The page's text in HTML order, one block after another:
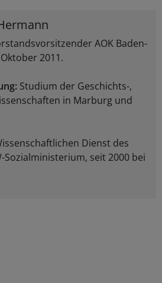
AOK Baden-
2011.
Studium der Geschichts-,
in Marburg und
Dienst des
Sozialministerium, seit 2000 bei